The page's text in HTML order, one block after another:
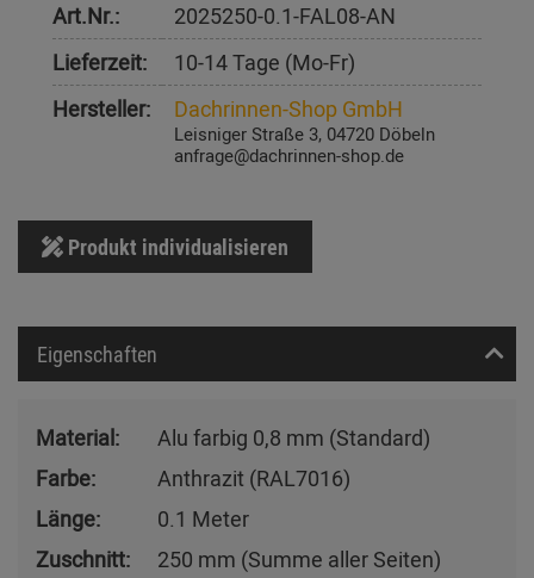
Art.Nr.:
2025250-0.1-FAL08-AN
Lieferzeit:
10-14 Tage (Mo-Fr)
Hersteller:
Dachrinnen-Shop GmbH
Leisniger Straße 3, 04720 Döbeln
anfrage@dachrinnen-shop.de
Produkt individualisieren
Eigenschaften
Material:
Alu farbig 0,8 mm (Standard)
Farbe:
Anthrazit (RAL7016)
Länge:
0.1 Meter
Zuschnitt:
250 mm (Summe aller Seiten)